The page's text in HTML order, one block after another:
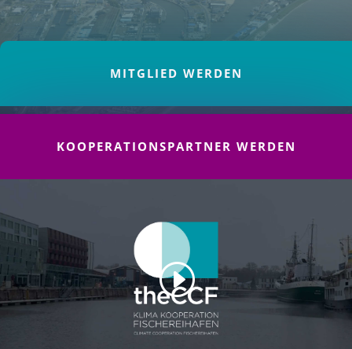
MITGLIED WERDEN
KOOPERATIONSPARTNER WERDEN